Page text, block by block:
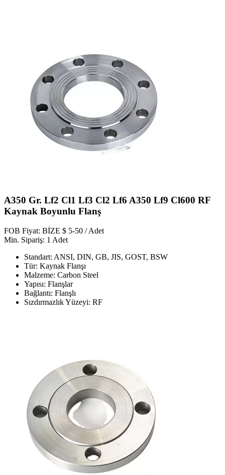
A350 Gr. Lf2 Cl1 Lf3 Cl2 Lf6 A350 Lf9 Cl600 RF
Kaynak Boyunlu Flanş
FOB Fiyat: BİZE $ 5-50 / Adet
Min. Sipariş: 1 Adet
Standart: ANSI, DIN, GB, JIS, GOST, BSW
Tür: Kaynak Flanşı
Malzeme: Carbon Steel
Yapısı: Flanşlar
Bağlantı: Flanşlı
Sızdırmazlık Yüzeyi: RF